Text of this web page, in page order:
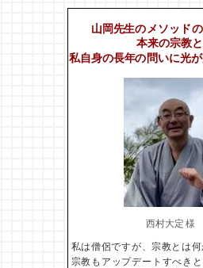
西村大定 様
山岡先生のメソッド
本来の宗教
私自身の長年の問いに光
私は僧侶ですが、宗教とは
宗教も アップデートすべき